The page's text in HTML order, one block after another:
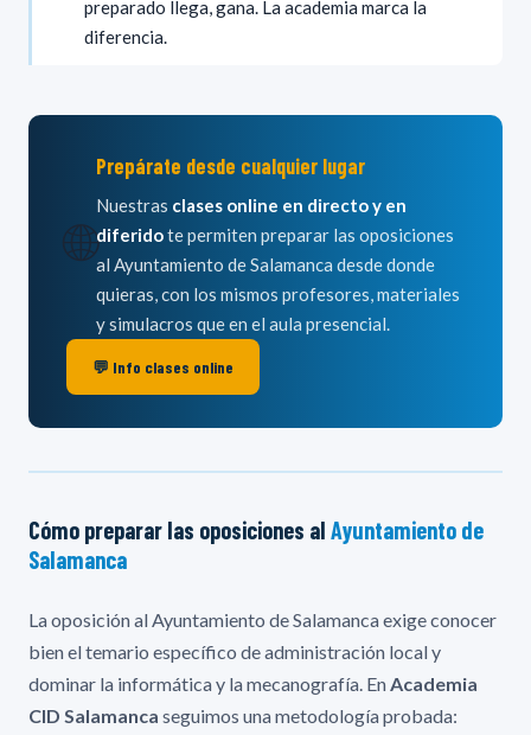
preparado llega, gana. La academia marca la
diferencia.
🌐
Prepárate desde cualquier lugar
Nuestras clases online en directo y en
diferidote permiten preparar las oposiciones
al Ayuntamiento de Salamanca desde donde
quieras, con los mismos profesores, materiales
y simulacros que en el aula presencial.
💬 Info clases online
Cómo preparar las oposiciones al Ayuntamiento de
Salamanca
La oposición al Ayuntamiento de Salamanca exige conocer
bien el temario específico de administración local y
dominar la informática y la mecanografía. En Academia
CID Salamanca seguimos una metodología probada: